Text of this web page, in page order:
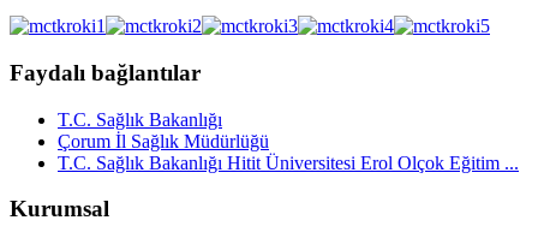
Faydalı bağlantılar
T.C. Sağlık Bakanlığı
Çorum İl Sağlık Müdürlüğü
T.C. Sağlık Bakanlığı Hitit Üniversitesi Erol Olçok Eğitim ...
Kurumsal